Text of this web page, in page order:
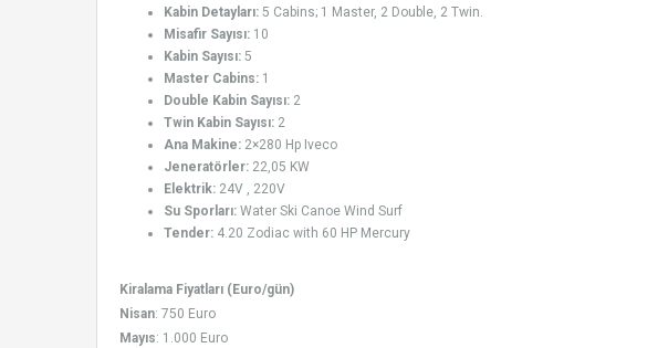
Kabin Detayları: 5 Cabins; 1 Master, 2 Double, 2 Twin.
Misafir Sayısı: 10
Kabin Sayısı: 5
Master Cabins: 1
Double Kabin Sayısı: 2
Twin Kabin Sayısı: 2
Ana Makine: 2×280 Hp Iveco
Jeneratörler: 22,05 KW
Elektrik: 24V , 220V
Su Sporları: Water Ski Canoe Wind Surf
Tender: 4.20 Zodiac with 60 HP Mercury
Kiralama Fiyatları (Euro/gün)
Nisan: 750 Euro
Mayıs: 1.000 Euro